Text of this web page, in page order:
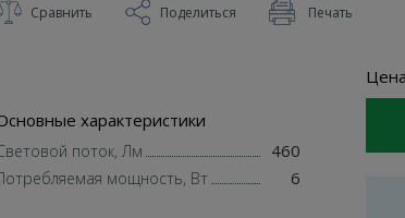
Сравнить Поделиться Печать
характеристики
поток, Лм 460
мощность, Вт 6